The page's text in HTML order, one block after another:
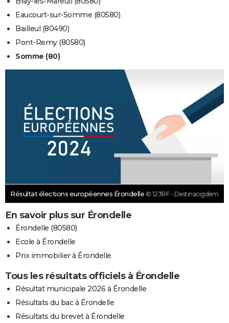
Eaucourt-sur-Somme (80580)
Bailleul (80490)
Pont-Remy (80580)
Somme (80)
Résultat élections européennes Érondelle © 123RF - Destinacigdem
En savoir plus sur Érondelle
Érondelle (80580)
Ecole à Érondelle
Prix immobilier à Érondelle
Tous les résultats officiels à Érondelle
Résultat municipale 2026 à Érondelle
Résultats du bac à Érondelle
Résultats du brevet à Érondelle